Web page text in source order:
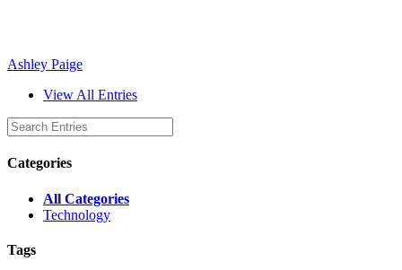
Ashley Paige
View All Entries
Categories
All Categories
Technology
Tags